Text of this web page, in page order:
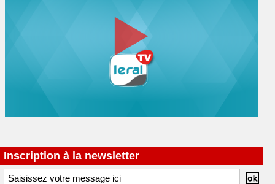
Inscription à la newsletter